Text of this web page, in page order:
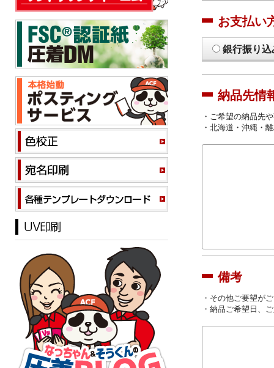
お支払い
銀行振り込
納品先情
・ご希望の納品先
・北海道・沖縄・
備考
・その他ご要望が
・納品ご希望日、